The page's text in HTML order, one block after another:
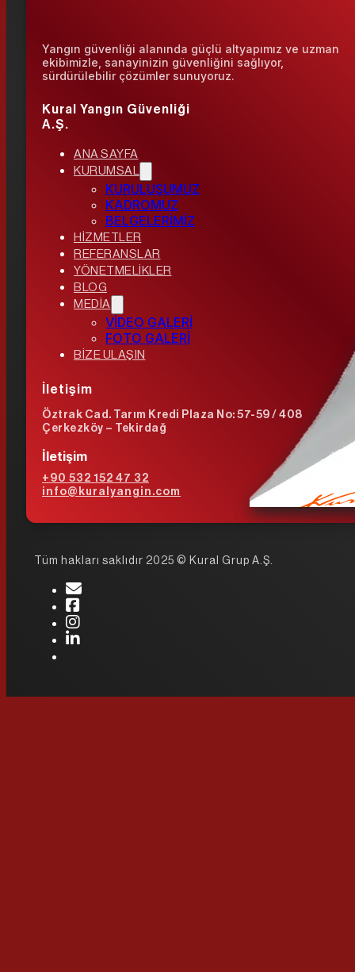
Yangın güvenliği alanında güçlü altyapımız ve uzman
ekibimizle, sanayinizin güvenliğini sağlıyor,
sürdürülebilir çözümler sunuyoruz.
Kural Yangın Güvenliği
A.Ş.
ANA SAYFA
KURUMSAL
KURULUŞUMUZ
KADROMUZ
BELGELERİMİZ
HİZMETLER
REFERANSLAR
YÖNETMELİKLER
BLOG
MEDİA
VİDEO GALERİ
FOTO GALERİ
BİZE ULAŞIN
İletişim
Öztrak Cad. Tarım Kredi Plaza No: 57-59 / 408
Çerkezköy – Tekirdağ
İletişim
+90 532 152 47 32
info@kuralyangin.com
Tüm hakları saklıdır 2025 © Kural Grup A.Ş.